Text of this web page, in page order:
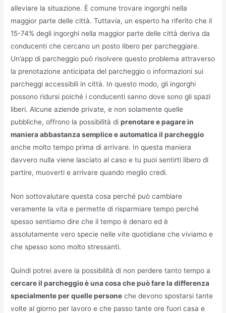
alleviare la situazione. È comune trovare ingorghi nella
maggior parte delle città. Tuttavia, un esperto ha riferito che il
15-74% degli ingorghi nella maggior parte delle città deriva da
conducenti che cercano un posto libero per parcheggiare.
Un’app di parcheggio può risolvere questo problema attraverso
la prenotazione anticipata del parcheggio o informazioni sui
parcheggi accessibili in città. In questo modo, gli ingorghi
possono ridursi poiché i conducenti sanno dove sono gli spazi
liberi. Alcune aziende private, e non solamente quelle
pubbliche, offrono la possibilità diprenotare e pagare in
maniera abbastanza semplice e automatica il parcheggio
anche molto tempo prima di arrivare. In questa maniera
davvero nulla viene lasciato al caso e tu puoi sentirti libero di
partire, muoverti e arrivare quando meglio credi.
Non sottovalutare questa cosa perché può cambiare
veramente la vita e permette di risparmiare tempo perché
spesso sentiamo dire che il tempo è denaro ed è
assolutamente vero specie nelle vite quotidiane che viviamo e
che spesso sono molto stressanti.
Quindi potrei avere la possibilità di non perdere tanto tempo a
cercare il parcheggio è una cosa che può fare la differenza
specialmente per quelle persone che devono spostarsi tante
volte al giorno per lavoro e che passo tante ore fuori casa e